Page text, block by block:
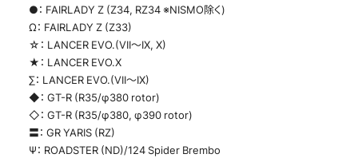
●： FAIRLADY Z (Z34, RZ34 ※NISMO除く)
Ω： FAIRLADY Z (Z33)
☆： LANCER EVO.(VII～IX, X)
★： LANCER EVO.X
∑： LANCER EVO.(VII～IX)
◆： GT-R (R35/φ380 rotor)
◇： GT-R (R35/φ380, φ390 rotor)
〓： GR YARIS (RZ)
Ψ： ROADSTER (ND)/124 Spider Brembo